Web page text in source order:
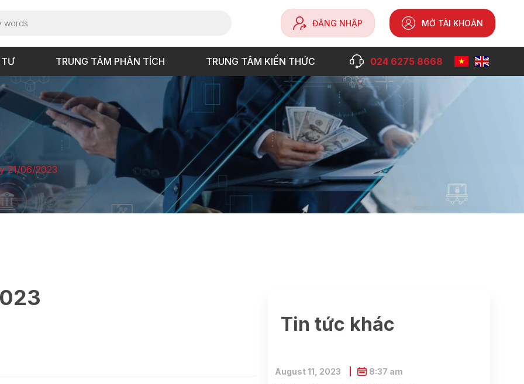
ĐĂNG NHẬP MỞ TÀI KHOẢN
TRUNG TÂM PHÂN TÍCH TRUNG TÂM KIẾN THỨC 024 6275 8668
21/06/2023
Tin tức khác
August 11, 2023 8:37 am